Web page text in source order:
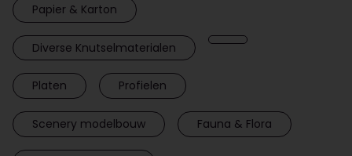
Papier & Karton
Diverse Knutselmaterialen
Platen Profielen
Scenery modelbouw Fauna & Flora